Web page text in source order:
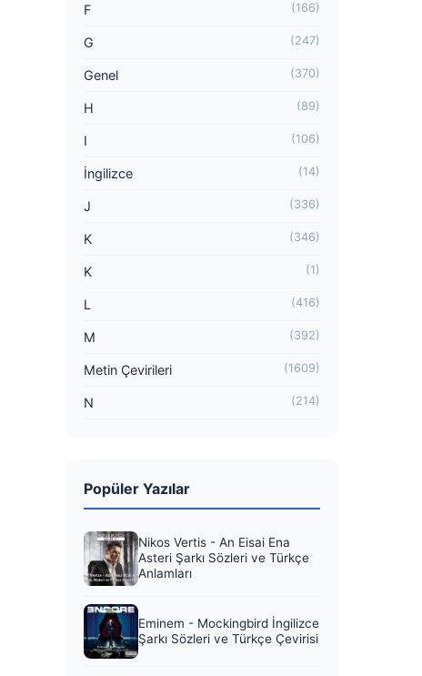
F (166)
G (247)
Genel (370)
H (89)
I (106)
İngilizce (14)
J (336)
K (346)
K (1)
L (416)
M (392)
Metin Çevirileri (1609)
N (214)
Popüler Yazılar
Nikos Vertis - An Eisai Ena
Asteri Şarkı Sözleri ve Türkçe
Anlamları
Eminem - Mockingbird İngilizce
Şarkı Sözleri ve Türkçe Çevirisi